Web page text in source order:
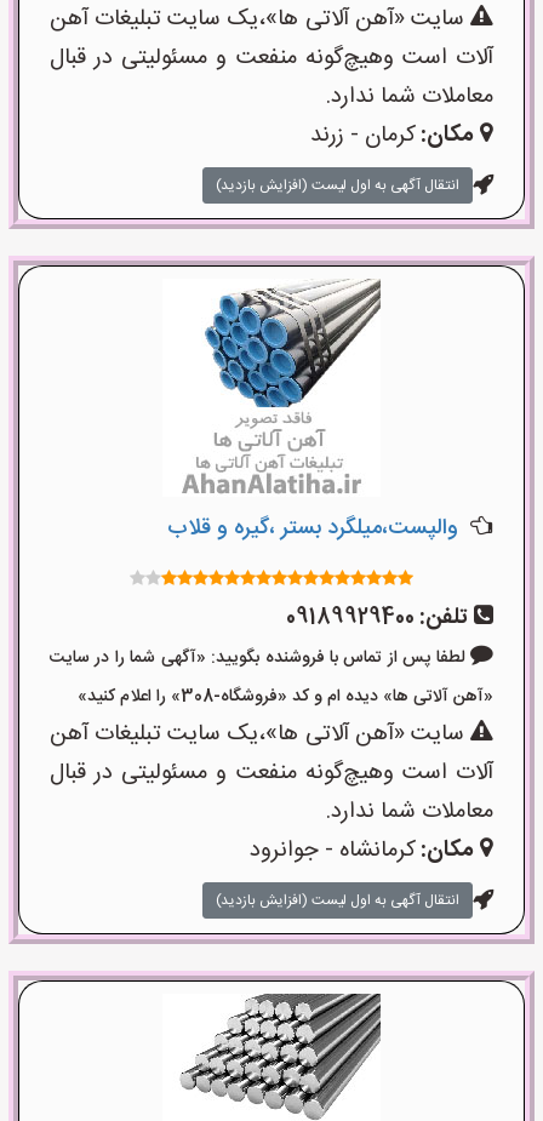
سایت «آهن آلاتی ها»،یک سایت تبلیغات آهن
آلات است وهیچ‌گونه منفعت و مسئولیتی در قبال
معاملات شما ندارد.
مکان:کرمان - زرند
انتقال آگهی به اول لیست (افزایش بازدید)
والپست،میلگرد بستر ،گیره و قلاب
تلفن: 09189929400
لطفا پس از تماس با فروشنده بگویید: «آگهی شما را در سایت
«آهن آلاتی ها» دیده ام و کد «فروشگاه-308» را اعلام کنید»
سایت «آهن آلاتی ها»،یک سایت تبلیغات آهن
آلات است وهیچ‌گونه منفعت و مسئولیتی در قبال
معاملات شما ندارد.
مکان:کرمانشاه - جوانرود
انتقال آگهی به اول لیست (افزایش بازدید)